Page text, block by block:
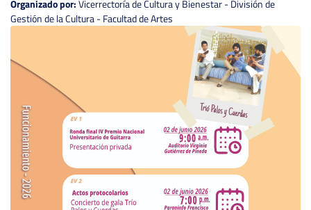
Organizado por:Vicerrectoría de Cultura y Bienestar - División de
Gestión de la Cultura - Facultad de Artes